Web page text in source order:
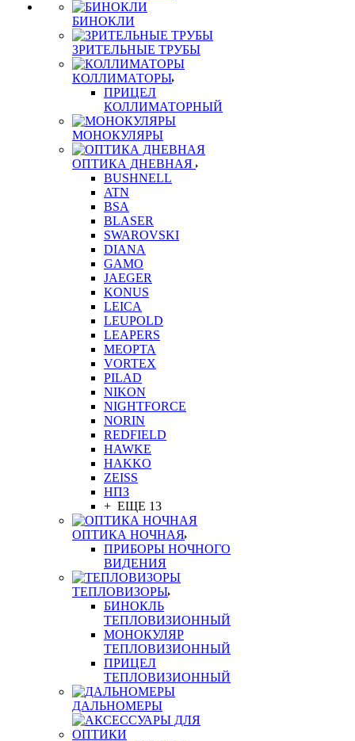
БИНОКЛИ
ЗРИТЕЛЬНЫЕ ТРУБЫ
КОЛЛИМАТОРЫ
ПРИЦЕЛ
КОЛЛИМАТОРНЫЙ
МОНОКУЛЯРЫ
ОПТИКА ДНЕВНАЯ
BUSHNELL
ATN
BSA
BLASER
SWAROVSKI
DIANA
GAMO
JAEGER
KONUS
LEICA
LEUPOLD
LEAPERS
MEOPTA
VORTEX
PILAD
NIKON
NIGHTFORCE
NORIN
REDFIELD
HAWKE
HAKKO
ZEISS
НПЗ
+ ЕЩЕ 13
ОПТИКА НОЧНАЯ
ПРИБОРЫ НОЧНОГО
ВИДЕНИЯ
ТЕПЛОВИЗОРЫ
БИНОКЛЬ
ТЕПЛОВИЗИОННЫЙ
МОНОКУЛЯР
ТЕПЛОВИЗИОННЫЙ
ПРИЦЕЛ
ТЕПЛОВИЗИОННЫЙ
ДАЛЬНОМЕРЫ